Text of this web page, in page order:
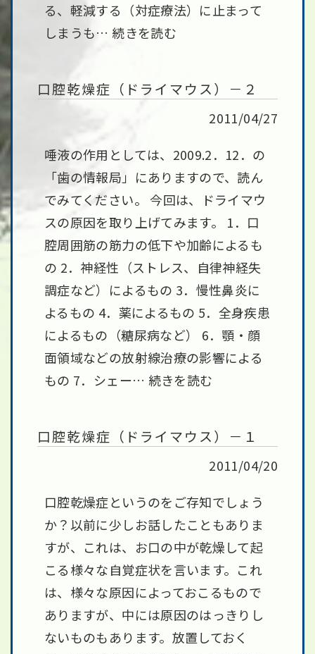
る、軽減する（対症療法）に止まって
しまうも… 続きを読む
口腔乾燥症（ドライマウス）－２
2011/04/27
唾液の作用としては、2009.2．12．の
「歯の情報局」にありますので、読ん
でみてください。 今回は、ドライマウ
スの原因を取り上げてみます。 1．口
腔周囲筋の筋力の低下や加齢によるも
の 2．神経性（ストレス、自律神経失
調症など）によるもの 3．慢性鼻炎に
よるもの 4．薬によるもの 5．全身疾患
によるもの（糖尿病など） 6．顎・顔
面領域などの放射線治療の影響による
もの 7．シェー… 続きを読む
口腔乾燥症（ドライマウス）－１
2011/04/20
口腔乾燥症というのをご存知でしょう
か？以前に少しお話したこともありま
すが、これは、お口の中が乾燥して起
こる様々な自覚症状を言います。これ
は、様々な原因によっておこるもので
ありますが、中には原因のはっきりし
ないものもあります。放置しておく